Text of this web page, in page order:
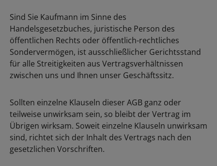
Sind Sie Kaufmann im Sinne des
Handelsgesetzbuches, juristische Person des
öffentlichen Rechts oder öffentlich-rechtliches
Sondervermögen, ist ausschließlicher Gerichtsstand
für alle Streitigkeiten aus Vertragsverhältnissen
zwischen uns und Ihnen unser Geschäftssitz.
Sollten einzelne Klauseln dieser AGB ganz oder
teilweise unwirksam sein, so bleibt der Vertrag im
Übrigen wirksam. Soweit einzelne Klauseln unwirksam
sind, richtet sich der Inhalt des Vertrags nach den
gesetzlichen Vorschriften.